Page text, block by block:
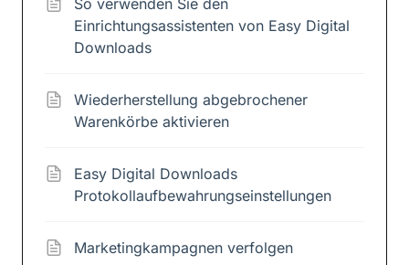
So verwenden Sie den
Einrichtungsassistenten von Easy Digital
Downloads
Wiederherstellung abgebrochener
Warenkörbe aktivieren
Easy Digital Downloads
Protokollaufbewahrungseinstellungen
Marketingkampagnen verfolgen